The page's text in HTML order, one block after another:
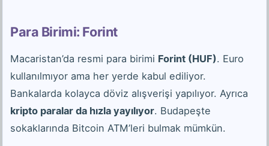
Para Birimi: Forint
Macaristan’da resmi para birimi Forint (HUF). Euro
kullanılmıyor ama her yerde kabul ediliyor.
Bankalarda kolayca döviz alışverişi yapılıyor. Ayrıca
kripto paralar da hızla yayılıyor. Budapeşte
sokaklarında Bitcoin ATM’leri bulmak mümkün.